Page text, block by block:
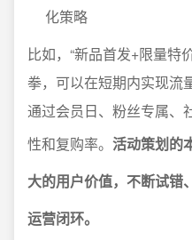
化策略
比如，“新品首发+限量特
拳，可以在短期内实现流
通过会员日、粉丝专属、
性和复购率。 活动策划的
大的用户价值，不断试错
运营闭环。